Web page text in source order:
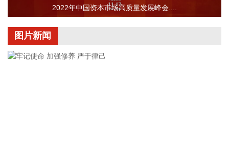
操作性，有效增强了全省通信网络容灾韧性，为守护人民群众
2026-08-08 16:46:16
美国国会参议院8日通过一项联邦政府临时拨款法案，以避免
2022年中国资本市场高质量发展峰会....
图片新闻